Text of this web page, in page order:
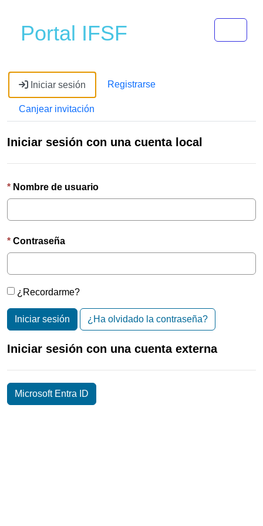
Portal IFSF
Iniciar sesión Registrarse
Canjear invitación
Iniciar sesión con una cuenta local
Nombre de usuario
Contraseña
¿Recordarme?
Iniciar sesión ¿Ha olvidado la contraseña?
Iniciar sesión con una cuenta externa
Microsoft Entra ID